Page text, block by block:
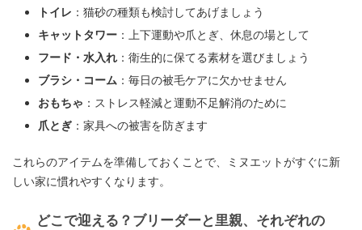
トイレ ：猫砂の種類も検討してあげましょう
キャットタワー ：上下運動や爪とぎ、休息の場として
フード・水入れ ：衛生的に保てる素材を選びましょう
ブラシ・コーム ：毎日の被毛ケアに欠かせません
おもちゃ ：ストレス軽減と運動不足解消のために
爪とぎ ：家具への被害を防ぎます
これらのアイテムを準備しておくことで、ミヌエットがすぐに新
しい家に慣れやすくなります。
どこで迎える？ブリーダーと里親、それぞれの